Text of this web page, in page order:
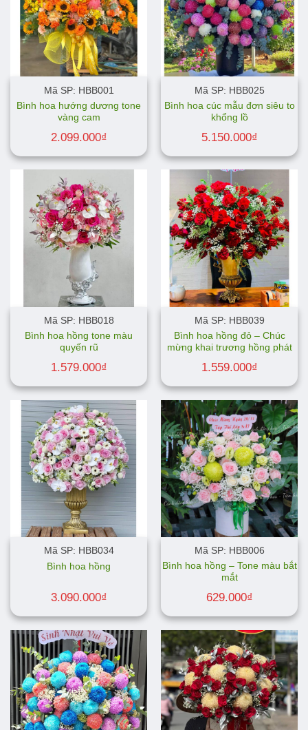
Mã SP: HBB001
Bình hoa hướng dương tone
vàng cam
2.099.000₫
Mã SP: HBB025
Bình hoa cúc mẫu đơn siêu to
khổng lồ
5.150.000₫
Mã SP: HBB018
Bình hoa hồng tone màu
quyến rũ
1.579.000₫
Mã SP: HBB039
Bình hoa hồng đỏ – Chúc
mừng khai trương hồng phát
1.559.000₫
Mã SP: HBB034
Bình hoa hồng
3.090.000₫
Mã SP: HBB006
Bình hoa hồng – Tone màu bắt
mắt
629.000₫